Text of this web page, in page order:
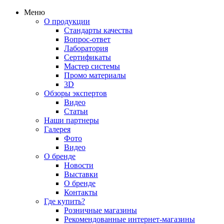
Меню
О продукции
Стандарты качества
Вопрос-ответ
Лаборатория
Сертификаты
Мастер системы
Промо материалы
3D
Обзоры экспертов
Видео
Статьи
Наши партнеры
Галерея
Фото
Видео
О бренде
Новости
Выставки
О бренде
Контакты
Где купить?
Розничные магазины
Рекомендованные интернет-магазины